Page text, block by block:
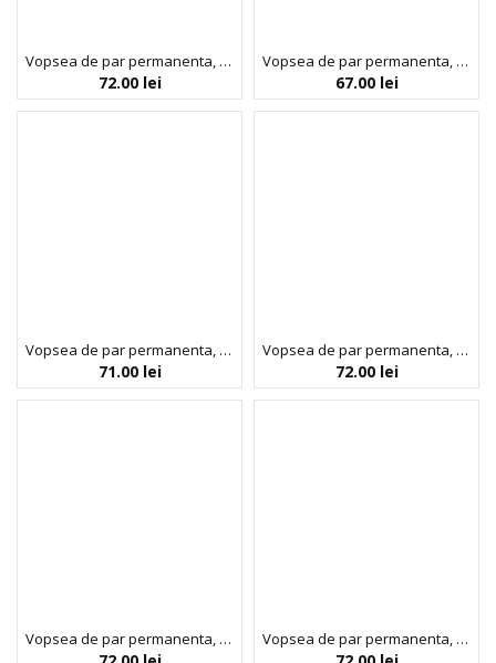
Vopsea de par permanenta, fara amoniac, cu proteina de orez si ulei de in organic, 3.0 Saten inchis, NOAH, 140 ml
72.00 lei
Vopsea de par permanenta, fara amoniac, cu proteina de orez si ulei de in organic, 4.0 Saten, NOAH, 140 ml
67.00 lei
Vopsea de par permanenta, fara amoniac, cu proteina de orez si ulei de in organic, 4.0 Saten, NOAH, 140 ml
71.00 lei
Vopsea de par permanenta, fara amoniac, cu proteina de orez si ulei de in organic, 4.06 Saten cafeniu, NOAH, 140 ml
72.00 lei
Vopsea de par permanenta, fara amoniac, cu proteina de orez si ulei de in organic, 5.0 Saten deschis, NOAH, 140 ml Vopsea de par permanenta, fara amoniac, cu proteina de orez si ulei de in organic, 5.3 Saten auriu deschis, NOAH, 140 ml